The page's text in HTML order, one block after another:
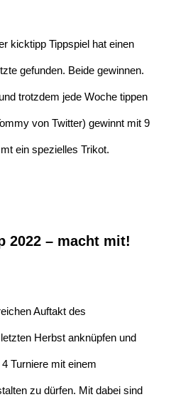
kicktipp Tippspiel hat einen
gefunden. Beide gewinnen.
trotzdem jede Woche tippen
von Twitter) gewinnt mit 9
ein spezielles Trikot.
2022 – macht mit!
Auftakt des
Herbst anknüpfen und
Turniere mit einem
zu dürfen. Mit dabei sind